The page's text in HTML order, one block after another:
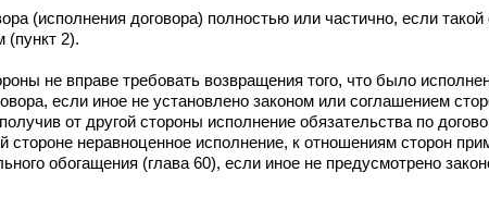
(исполнения договора) полностью или частично, если такой
(пункт 2).
не вправе требовать возвращения того, что было
если иное не установлено законом или соглашением
от другой стороны исполнение обязательства по
стороне неравноценное исполнение, к отношениям сторон
обогащения (глава 60), если иное не предусмотрено